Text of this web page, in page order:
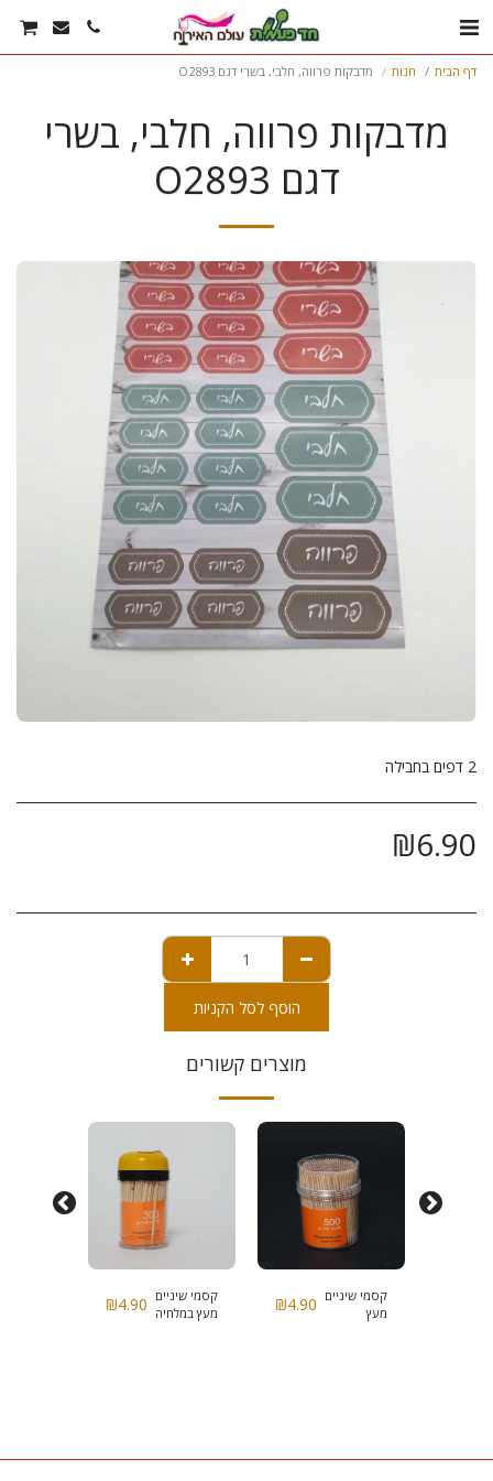
דף הבית חנות מדבקות פרווה, חלבי, בשרי דגם O2893
מדבקות פרווה, חלבי, בשרי
דגם O2893
2 דפים בחבילה
₪6.90
הוסף לסל הקניות
מוצרים קשורים
קסמי שיניים
מעץ
₪4.90
קסמי שיניים
מעץ במלחיה
₪4.90